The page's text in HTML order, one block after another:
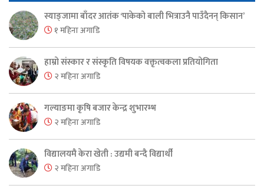
स्याङ्जामा बाँदर आतंक ‘पाकेको बाली भित्राउनै पाउँदैनन् किसान’
१ महिना अगाडि
हाम्रो संस्कार र संस्कृति विषयक वक्तृत्वकला प्रतियोगिता
२ महिना अगाडि
गल्याङमा कृषि बजार केन्द्र शुभारम्भ
२ महिना अगाडि
विद्यालयमै केरा खेती : उद्यमी बन्दै विद्यार्थी
२ महिना अगाडि